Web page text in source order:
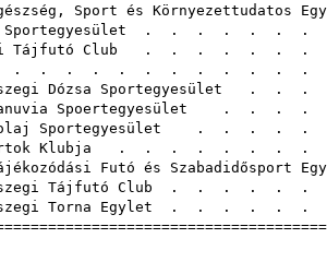
Sport és Környezettudatos
. . . . .
Tájfutó Club . . . . . . . .
. . . . . . . . .
Dózsa Sportegyesület . . . .
Spoertegyesület . . . . .
Sportegyesület . . . . . . .
Klubja . . . . . . . .
Futó és Szabadidősport
Tájfutó Club . . . . . . .
Torna Egylet . . . . . . .